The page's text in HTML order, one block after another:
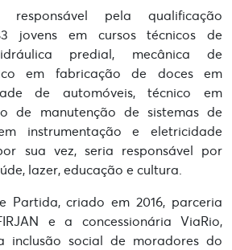
pela qualificação
jovens em cursos técnicos de
predial, mecânica de
em fabricação de doces em
de automóveis, técnico em
de manutenção de sistemas de
instrumentação e eletricidade
sua vez, seria responsável por
lazer, educação e cultura.
Partida, criado em 2016, parceria
e a concessionária ViaRio,
inclusão social de moradores do